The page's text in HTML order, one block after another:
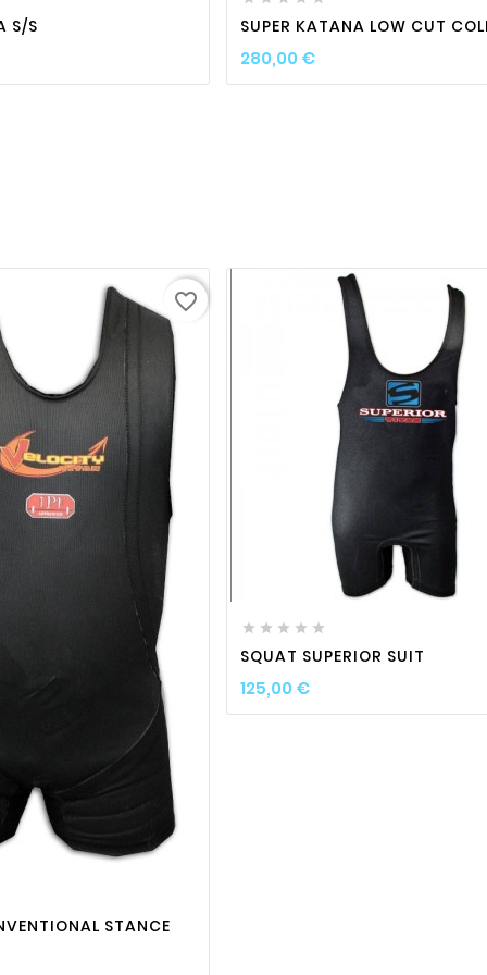
S/S SUPER KATANA LOW CUT
280,00 €Prix
favorite_border 
STANCE
favorite_border
    
SQUAT SUPERIOR SUIT
125,00 €Prix